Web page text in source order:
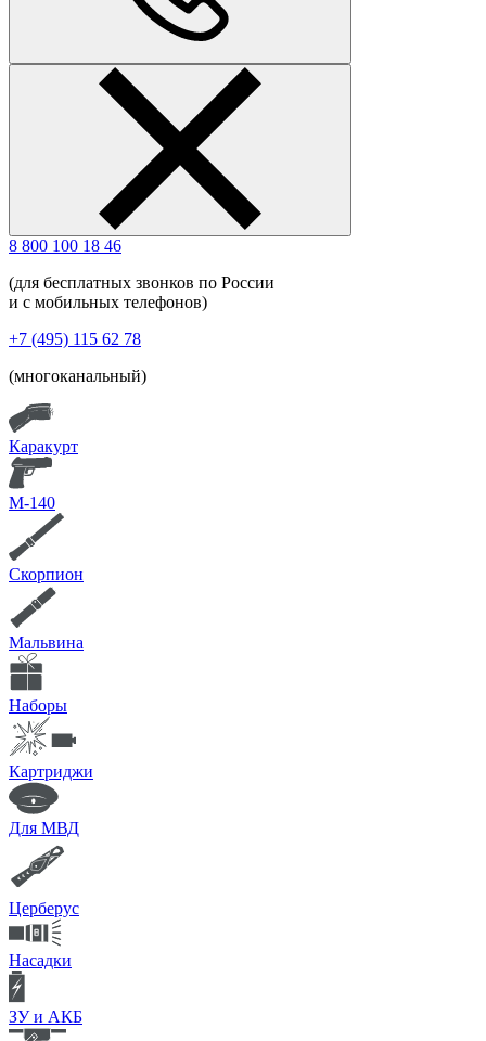
8 800 100 18 46
(для бесплатных звонков по России
и с мобильных телефонов)
+7 (495) 115 62 78
(многоканальный)
Каракурт
М-140
Скорпион
Мальвина
Наборы
Картриджи
Для МВД
Церберус
Насадки
ЗУ и АКБ